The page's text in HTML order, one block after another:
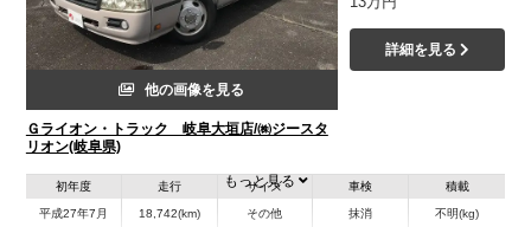
他の画像を見る
Ｇライオン・トラック 岐阜大垣店/㈱ジースタ
リオン(岐阜県)
詳細を見る
初年度
平成27年7月
走行
18,742(km)
サイズ
その他
車検
抹消
積載
不明(kg)
もっと見る